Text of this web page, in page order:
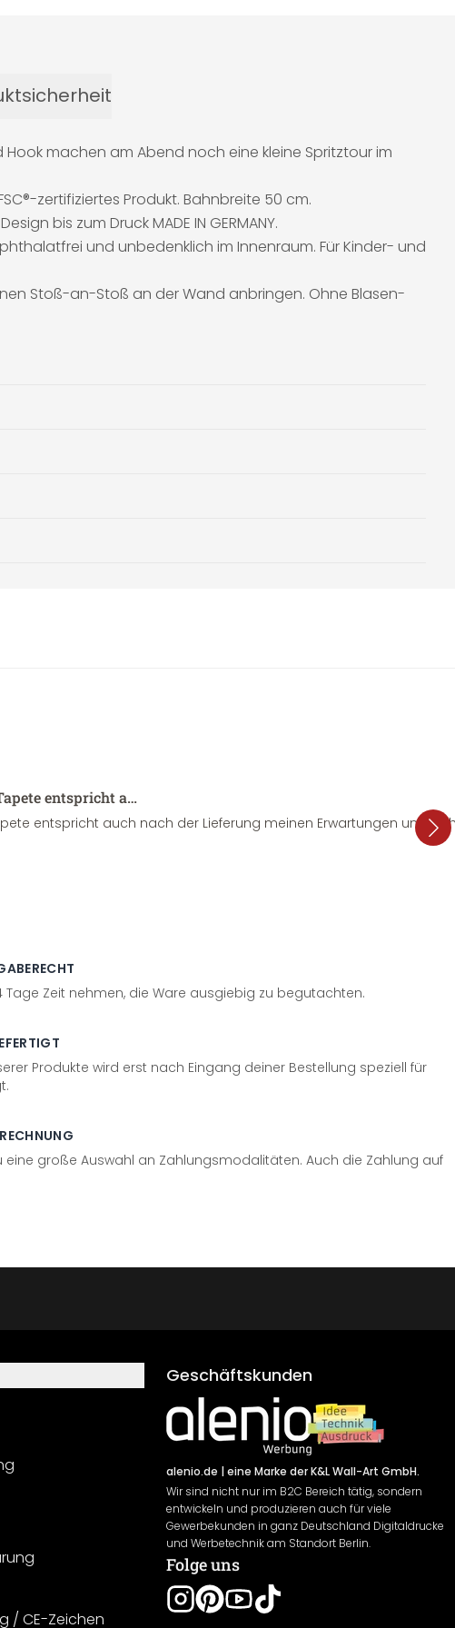
machen am Abend noch eine kleine Spritztour im
zertifiziertes Produkt. Bahnbreite 50 cm.
bis zum Druck MADE IN GERMANY.
und unbedenklich im Innenraum. Für Kinder- und
Stoß-an-Stoß an der Wand anbringen. Ohne Blasen-
entspricht a…
entspricht auch nach der Lieferung meinen Erwartungen und
Tage Zeit nehmen, die Ware ausgiebig zu begutachten.
Produkte wird erst nach Eingang deiner Bestellung speziell für
eine große Auswahl an Zahlungsmodalitäten. Auch die Zahlung auf
/ CE-Zeichen
Geschäftskunden
alenio.de | eine Marke der K&L Wall-Art GmbH.
Wir sind nicht nur im B2C Bereich tätig, sondern
entwickeln und produzieren auch für viele
Gewerbekunden in ganz Deutschland Digitaldrucke
und Werbetechnik am Standort Berlin.
Folge uns